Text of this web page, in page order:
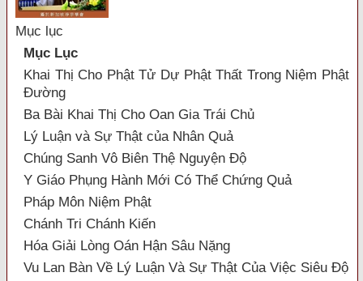
Mục lục
Mục Lục
Khai Thị Cho Phật Tử Dự Phật Thất Trong Niệm Phật
Ðường
Ba Bài Khai Thị Cho Oan Gia Trái Chủ
Lý Luận và Sự Thật của Nhân Quả
Chúng Sanh Vô Biên Thệ Nguyện Độ
Y Giáo Phụng Hành Mới Có Thể Chứng Quả
Pháp Môn Niệm Phật
Chánh Tri Chánh Kiến
Hóa Giải Lòng Oán Hận Sâu Nặng
Vu Lan Bàn Về Lý Luận Và Sự Thật Của Việc Siêu Độ